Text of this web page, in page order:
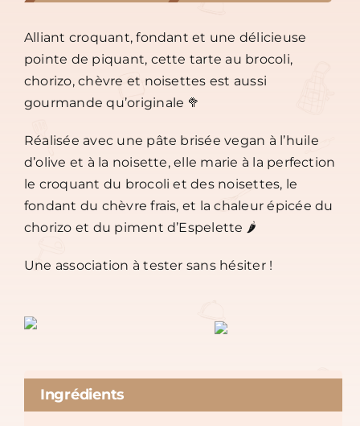
Alliant croquant, fondant et une délicieuse
pointe de piquant, cette tarte au brocoli,
chorizo, chèvre et noisettes est aussi
gourmande qu’originale 🥦
Réalisée avec une pâte brisée vegan à l’huile
d’olive et à la noisette, elle marie à la perfection
le croquant du brocoli et des noisettes, le
fondant du chèvre frais, et la chaleur épicée du
chorizo et du piment d’Espelette 🌶️
Une association à tester sans hésiter !
Ingrédients